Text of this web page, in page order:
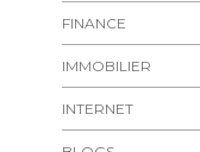
FINANCE
IMMOBILIER
INTERNET